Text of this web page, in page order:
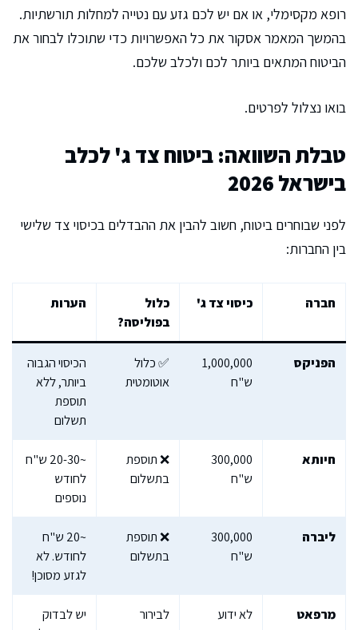
רופא מקסימלי, או אם יש לכם גזע עם נטייה למחלות תורשתיות.
בהמשך המאמר אסקור את כל האפשרויות כדי שתוכלו לבחור את
הביטוח המתאים ביותר לכם ולכלב שלכם.
בואו נצלול לפרטים.
טבלת השוואה: ביטוח צד ג' לכלב
בישראל 2026
לפני שבוחרים ביטוח, חשוב להבין את ההבדלים בכיסוי צד שלישי
בין החברות:
חברה כיסוי צד ג'
כלול
בפוליסה?
הערות
הפניקס
1,000,000
ש"ח
✅ כלול
אוטומטית
הכיסוי הגבוה
ביותר, ללא
תוספת
תשלום
חיותא
300,000
ש"ח
❌ תוספת
בתשלום
~20-30 ש"ח
לחודש
נוספים
ליברה
300,000
ש"ח
❌ תוספת
בתשלום
~20 ש"ח
לחודש. לא
לגזע מסוכן!
מרפאט לא ידוע לבירור
יש לבדוק